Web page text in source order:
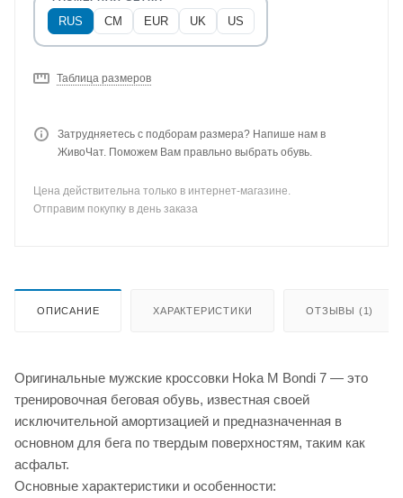
RUS CM EUR UK US
Таблица размеров
Затрудняетесь с подборам размера? Напише нам в
ЖивоЧат. Поможем Вам правльно выбрать обувь.
Цена действительна только в интернет-магазине.
Отправим покупку в день заказа
ОПИСАНИЕ ХАРАКТЕРИСТИКИ ОТЗЫВЫ (1)
Оригинальные мужские кроссовки Hoka M Bondi 7 — это
тренировочная беговая обувь, известная своей
исключительной амортизацией и предназначенная в
основном для бега по твердым поверхностям, таким как
асфальт.
Основные характеристики и особенности: